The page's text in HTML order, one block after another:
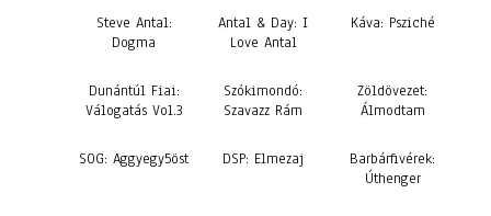
Steve Antal:
Dogma
Antal & Day: I
Love Antal
Káva: Psziché
Dunántúl Fiai:
Válogatás Vol.3
Szókimondó:
Szavazz Rám
Zöldövezet:
Álmodtam
SOG: Aggyegy5öst DSP: Elmezaj
Barbárfivérek:
Úthenger